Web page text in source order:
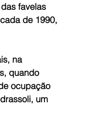
favelas
de 1990,
na
quando
ocupação
um